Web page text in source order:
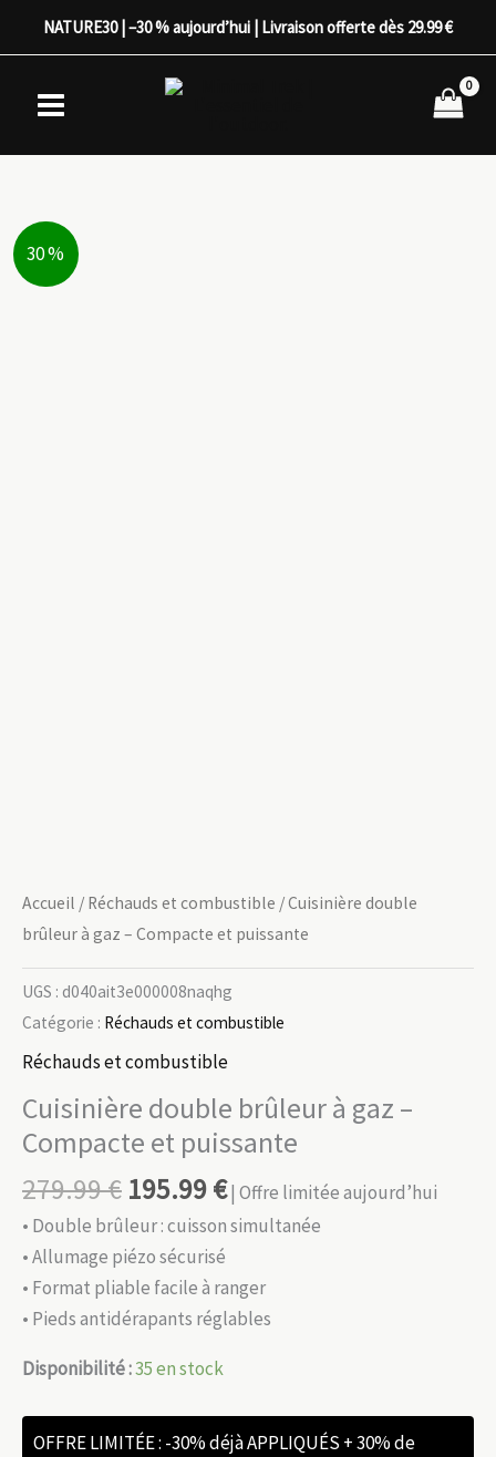
NATURE30 | –30 % aujourd’hui | Livraison offerte dès 29.99 €
30 %
Accueil / Réchauds et combustible / Cuisinière double
brûleur à gaz – Compacte et puissante
UGS : d040ait3e000008naqhg
Catégorie : Réchauds et combustible
Réchauds et combustible
Cuisinière double brûleur à gaz –
Compacte et puissante
279.99€ 195.99€| Offre limitée aujourd’hui
• Double brûleur : cuisson simultanée
• Allumage piézo sécurisé
• Format pliable facile à ranger
• Pieds antidérapants réglables
Disponibilité :35 en stock
OFFRE LIMITÉE : -30% déjà APPLIQUÉS + 30% de